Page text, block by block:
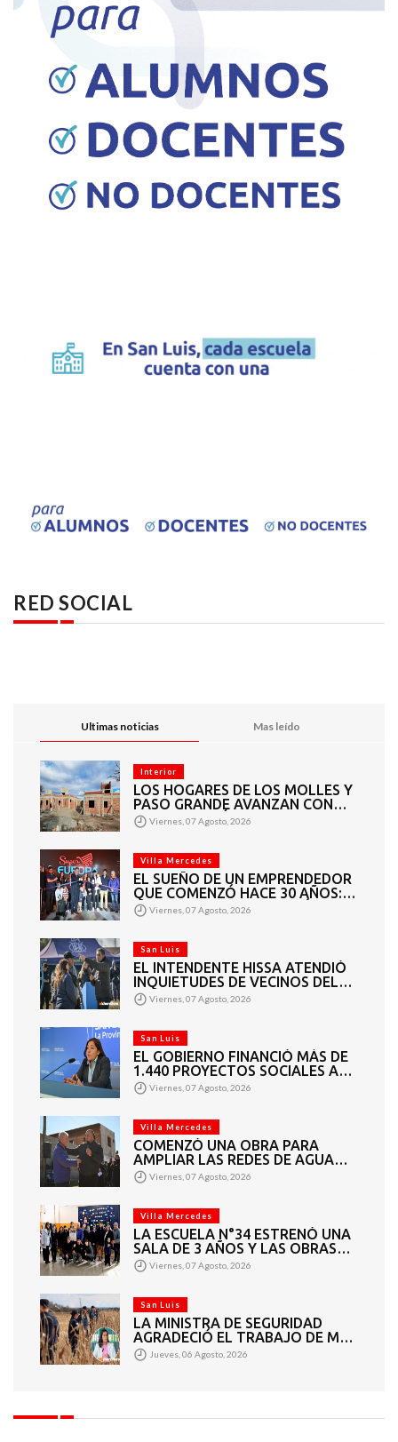
RED SOCIAL
Ultimas noticias Mas leído
Interior
LOS HOGARES DE LOS MOLLES Y
PASO GRANDE AVANZAN CON
MAMPOSTERÍA E
INSTALACIONES
Viernes, 07 Agosto, 2026
Villa Mercedes
EL SUEÑO DE UN EMPRENDEDOR
QUE COMENZÓ HACE 30 AÑOS:
SUPER EUROPA INAUGURÓ SU
CUARTA SUCURSAL EN VILLA
Viernes, 07 Agosto, 2026
San Luis
EL INTENDENTE HISSA ATENDIÓ
INQUIETUDES DE VECINOS DEL
BARRIO AMPPARE
Viernes, 07 Agosto, 2026
San Luis
EL GOBIERNO FINANCIÓ MÁS DE
1.440 PROYECTOS SOCIALES A
2.200 ENTIDADES DE TODA LA
PROVINCIA
Viernes, 07 Agosto, 2026
Villa Mercedes
COMENZÓ UNA OBRA PARA
AMPLIAR LAS REDES DE AGUA
POTABLE Y CLOACAS EN VILLA
MERCEDES
Viernes, 07 Agosto, 2026
Villa Mercedes
LA ESCUELA N°34 ESTRENÓ UNA
SALA DE 3 AÑOS Y LAS OBRAS
QUE PERMITEN COMPLETAR EL
CICLO SECUNDARIO
Viernes, 07 Agosto, 2026
San Luis
LA MINISTRA DE SEGURIDAD
AGRADECIÓ EL TRABAJO DE MÁS
DE 200 EFECTIVOS QUE
PARTICIPARON EN LA BÚSQUEDA
Jueves, 06 Agosto, 2026